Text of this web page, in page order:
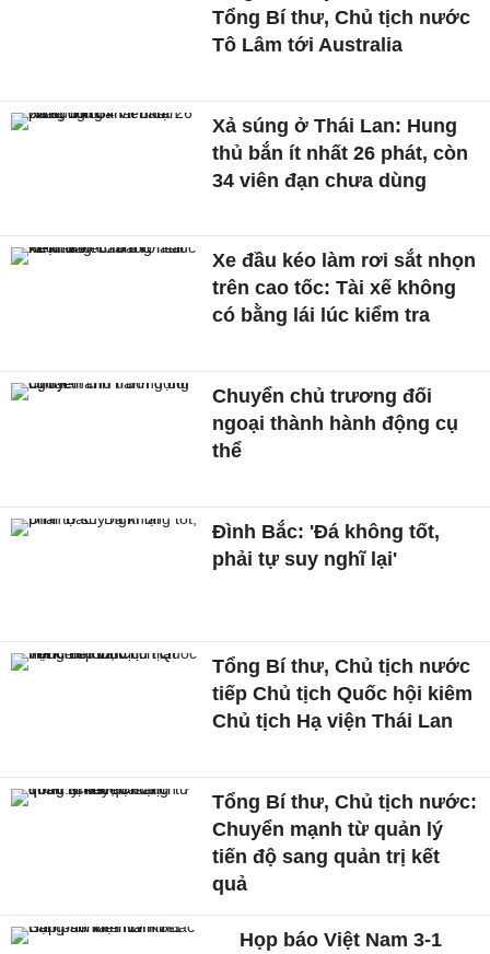
Tổng Bí thư, Chủ tịch nước
Tô Lâm tới Australia
Xả súng ở Thái Lan: Hung
thủ bắn ít nhất 26 phát, còn
34 viên đạn chưa dùng
Xe đầu kéo làm rơi sắt nhọn
trên cao tốc: Tài xế không
có bằng lái lúc kiểm tra
Chuyển chủ trương đối
ngoại thành hành động cụ
thể
Đình Bắc: 'Đá không tốt,
phải tự suy nghĩ lại'
Tổng Bí thư, Chủ tịch nước
tiếp Chủ tịch Quốc hội kiêm
Chủ tịch Hạ viện Thái Lan
Tổng Bí thư, Chủ tịch nước:
Chuyển mạnh từ quản lý
tiến độ sang quản trị kết
quả
Họp báo Việt Nam 3-1